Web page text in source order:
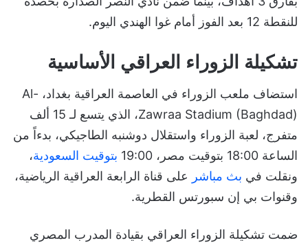
للنقطة 12 بعد الفوز أمام غوا الهندي اليوم.
تشكيلة الزوراء العراقي الأساسية
استضاف ملعب الزوراء في العاصمة العراقية بغداد، Al-
Zawraa Stadium (Baghdad)، الذي يتسع لـ 15 ألف
متفرج، لعبة الزوراء واستقلال دوشنبه الطاجيكي، بدءاً من
الساعة 18:00 بتوقيت مصر، 19:00
بتوقيت السعودية،
ونقلت في بث مباشر على قناة الرابعة العراقية الرياضية،
وقنوات بي إن سبورتس القطرية.
ضمت تشكيلة الزوراء العراقي بقيادة المدرب المصري